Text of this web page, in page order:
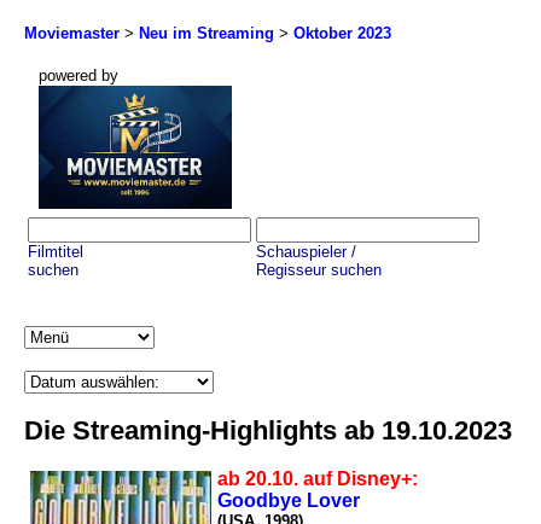
Moviemaster > Neu im Streaming > Oktober 2023
powered by
Filmtitel
suchen
Schauspieler /
Regisseur suchen
Die Streaming-Highlights ab 19.10.2023
ab 20.10. auf Disney+:
Goodbye Lover